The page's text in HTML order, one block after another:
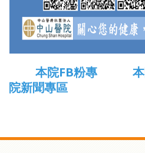
本院FB粉專
院新聞專區